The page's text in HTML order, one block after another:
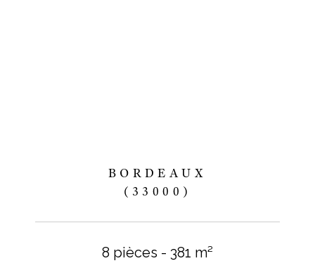
BORDEAUX
(33000)
8 pièces - 381 m²